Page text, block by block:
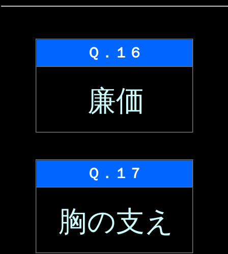
Ｑ．１６
廉価
Ｑ．１７
胸の支え